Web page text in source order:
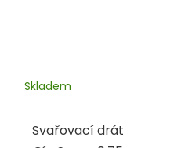
Svařovací drát
Skladem